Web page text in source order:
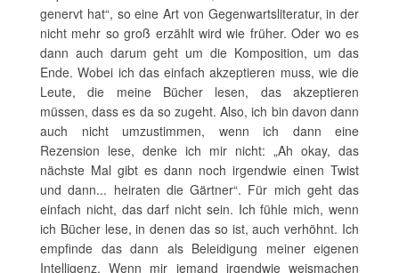
genervt hat“, so eine Art von Gegenwartsliteratur, in der
nicht mehr so groß erzählt wird wie früher. Oder wo es
dann auch darum geht um die Komposition, um das
Ende. Wobei ich das einfach akzeptieren muss, wie die
Leute, die meine Bücher lesen, das akzeptieren
müssen, dass es da so zugeht. Also, ich bin davon dann
auch nicht umzustimmen, wenn ich dann eine
Rezension lese, denke ich mir nicht: „Ah okay, das
nächste Mal gibt es dann noch irgendwie einen Twist
und dann... heiraten die Gärtner“. Für mich geht das
einfach nicht, das darf nicht sein. Ich fühle mich, wenn
ich Bücher lese, in denen das so ist, auch verhöhnt. Ich
empfinde das dann als Beleidigung meiner eigenen
Intelligenz. Wenn mir jemand irgendwie weismachen